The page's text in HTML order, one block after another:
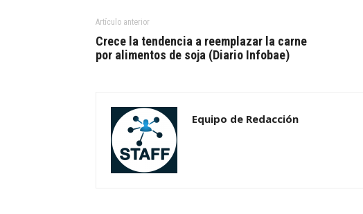
Artículo anterior
Crece la tendencia a reemplazar la carne
por alimentos de soja (Diario Infobae)
Equipo de Redacción